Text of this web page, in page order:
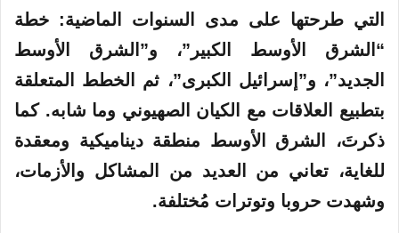
التي طرحتها على مدى السنوات الماضية: خطة
“الشرق الأوسط الكبير”، و”الشرق الأوسط
الجديد”، و”إسرائيل الكبرى”، ثم الخطط المتعلقة
بتطبيع العلاقات مع الكيان الصهيوني وما شابه. كما
ذكرتَ، الشرق الأوسط منطقة ديناميكية ومعقدة
للغاية، تعاني من العديد من المشاكل والأزمات،
وشهدت حروبا وتوترات مُختلفة.